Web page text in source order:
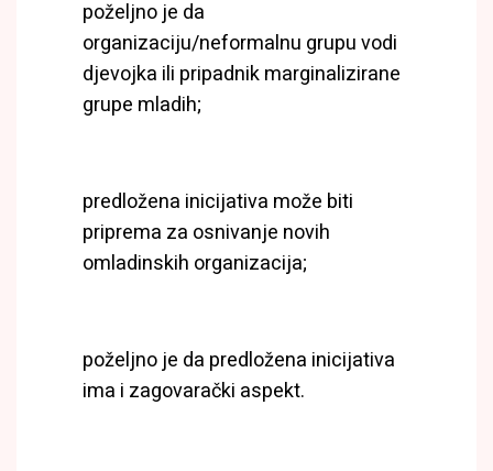
poželjno je da
organizaciju/neformalnu grupu vodi
djevojka ili pripadnik marginalizirane
grupe mladih;
predložena inicijativa može biti
priprema za osnivanje novih
omladinskih organizacija;
poželjno je da predložena inicijativa
ima i zagovarački aspekt.